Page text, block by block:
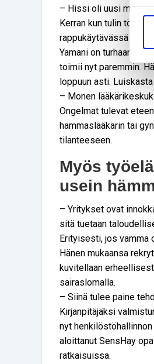
– Hissi oli uusi mutta
Kerran kun tulin töistä,
rappukäytävässä
Yamani on turhaan
toimii nyt paremmin.
loppuun asti.
– Monen
Ongelmat tulevat
hammaslääkärin tai
tilanteeseen.
Myös
usein
– Yritykset ovat
sitä tuetaan
Erityisesti, jos vamma
Hänen mukaansa
kuvitellaan
sairaslomalla.
– Siinä tulee paine
Kirjanpitäjäksi
nyt
aloittanut SensHay
ratkaisuissa.